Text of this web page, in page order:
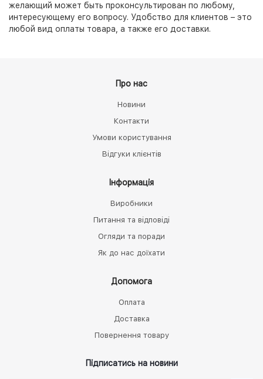
желающий может быть проконсультирован по любому,
интересующему его вопросу. Удобство для клиентов – это
любой вид оплаты товара, а также его доставки.
Про нас
Новини
Контакти
Умови користування
Відгуки клієнтів
Інформація
Виробники
Питання та відповіді
Огляди та поради
Як до нас доїхати
Допомога
Оплата
Доставка
Повернення товару
Підписатись на новини